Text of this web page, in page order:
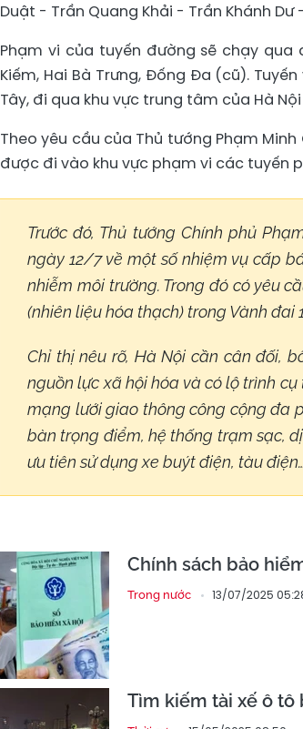
Duật - Trần Quang Khải - Trần Khánh
Phạm vi của tuyến đường sẽ chạy qua
Kiếm, Hai Bà Trưng, Đống Đa (cũ).
Tây, đi qua khu vực trung tâm của Hà
Theo yêu cầu của Thủ tướng Phạm
được đi vào khu vực phạm vi các tuyến
Trước đó, Thủ tướng Chính phủ
ngày 12/7 về một số nhiệm vụ cấp
nhiễm môi trường. Trong đó có yêu
(nhiên liệu hóa thạch) trong Vành đai
Chỉ thị nêu rõ, Hà Nội cần cân đối,
nguồn lực xã hội hóa và có lộ trình
mạng lưới giao thông công cộng đa
bàn trọng điểm, hệ thống trạm sạc,
ưu tiên sử dụng xe buýt điện, tàu điện…
Chính sách bảo
Trong nước 13/07/2025
Tìm kiếm tài xế ô tô